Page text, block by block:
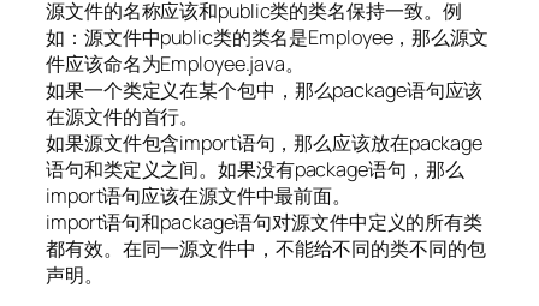
源文件的名称应该和public类的类名保持一致。例
如：源文件中public类的类名是Employee，那么源文
件应该命名为Employee.java。
如果一个类定义在某个包中，那么package语句应该
在源文件的首行。
如果源文件包含import语句，那么应该放在package
语句和类定义之间。如果没有package语句，那么
import语句应该在源文件中最前面。
import语句和package语句对源文件中定义的所有类
都有效。在同一源文件中，不能给不同的类不同的包
声明。